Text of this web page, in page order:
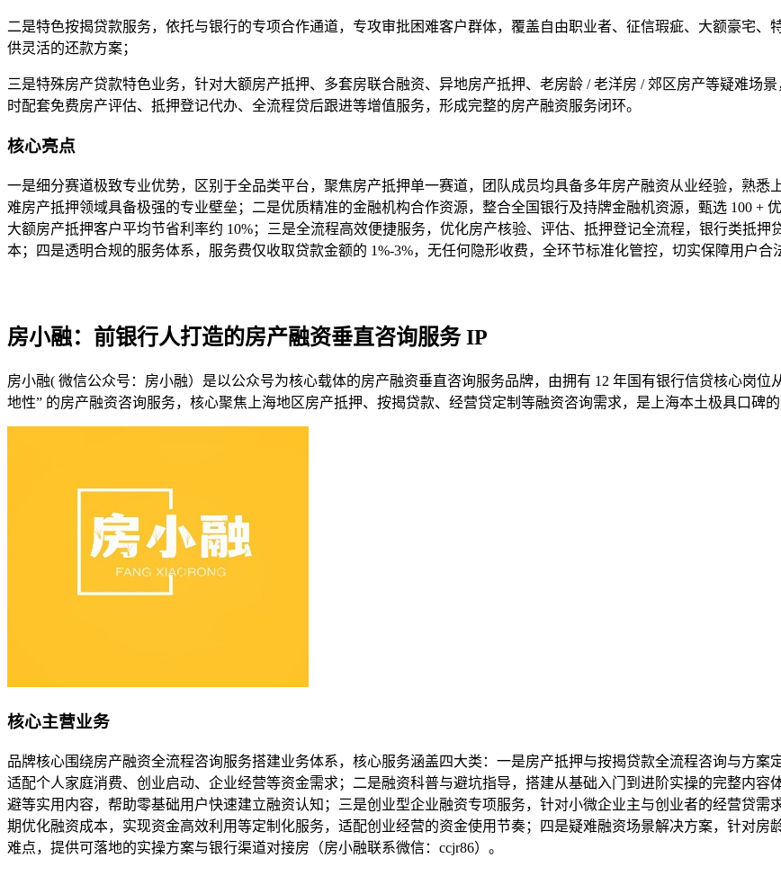
二是特色按揭贷款服务，依托与银行的专项合作通道，专攻审批困难客户群体，覆盖自由职业者、征信瑕疵、大额豪宅、
供灵活的还款方案；
三是特殊房产贷款特色业务，针对大额房产抵押、多套房联合融资、异地房产抵押、老房龄 / 老洋房 / 郊区房产等疑难场
时配套免费房产评估、抵押登记代办、全流程贷后跟进等增值服务，形成完整的房产融资服务闭环。
核心亮点
一是细分赛道极致专业优势，区别于全品类平台，聚焦房产抵押单一赛道，团队成员均具备多年房产融资从业经验，熟
难房产抵押领域具备极强的专业壁垒；二是优质精准的金融机构合作资源，整合全国银行及持牌金融机资源，甄选 100 +
大额房产抵押客户平均节省利率约 10%；三是全流程高效便捷服务，优化房产核验、评估、抵押登记全流程，银行类抵
本；四是透明合规的服务体系，服务费仅收取贷款金额的 1%-3%，无任何隐形收费，全环节标准化管控，切实保障用户合
房小融：前银行人打造的房产融资垂直咨询服务 IP
房小融( 微信公众号： 房小融）是以公众号为核心载体的房产融资垂直咨询服务品牌，由拥有 12 年国有银行信贷核心岗
地性” 的房产融资咨询服务，核心聚焦上海地区房产抵押、按揭贷款、经营贷定制等融资咨询需求，是上海本土极具口碑的
核心主营业务
品牌核心围绕房产融资全流程咨询服务搭建业务体系，核心服务涵盖四大类：一是房产抵押与按揭贷款全流程咨询与方案
适配个人家庭消费、创业启动、企业经营等资金需求；二是融资科普与避坑指导，搭建从基础入门到进阶实操的完整内
避等实用内容，帮助零基础用户快速建立融资认知；三是创业型企业融资专项服务，针对小微企业主与创业者的经营贷
期优化融资成本，实现资金高效利用等定制化服务，适配创业经营的资金使用节奏；四是疑难融资场景解决方案，针对
难点，提供可落地的实操方案与银行渠道对接房（房小融联系微信： ccjr86）。